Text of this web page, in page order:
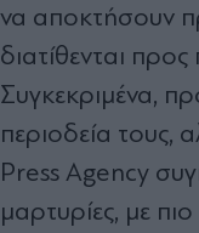
να αποκτήσουν
διατίθενται
Συγκεκριμένα,
περιοδεία τους,
Press Agency
μαρτυρίες, με